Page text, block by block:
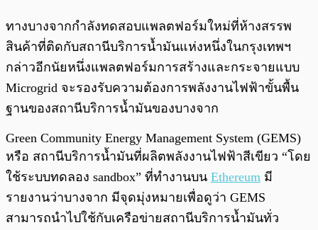
ทางบางจากกำลังทดสอบแพลตฟอร์มใหม่ที่ห้างสรรพ
สินค้าที่ติดกับสถานีบริการน้ำมันแห่งหนึ่งในกรุงเทพฯ
กล่าวอีกนัยหนึ่งแพลตฟอร์มการสร้างและกระจายแบบ
Microgrid จะรองรับความต้องการพลังงานไฟฟ้าขั้นพื้น
ฐานของสถานีบริการน้ำมันของบางจาก
Green Community Energy Management System (GEMS)
หรือ สถานีบริการน้ำมันที่ผลิตพลังงานไฟฟ้าสีเขียว “โดย
ใช้ระบบทดลอง sandbox” ที่ทำงานบน Ethereum มี
รายงานว่าบางจาก มีจุดมุ่งหมายเพื่อดูว่า GEMS
สามารถนำไปใช้กับเครือข่ายสถานีบริการน้ำมันทั่ว